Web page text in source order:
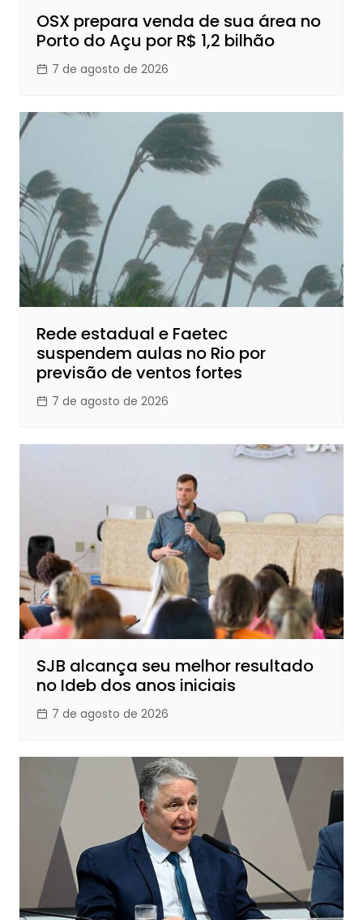
OSX prepara venda de sua área no
Porto do Açu por R$ 1,2 bilhão
7 de agosto de 2026
Rede estadual e Faetec
suspendem aulas no Rio por
previsão de ventos fortes
7 de agosto de 2026
SJB alcança seu melhor resultado
no Ideb dos anos iniciais
7 de agosto de 2026